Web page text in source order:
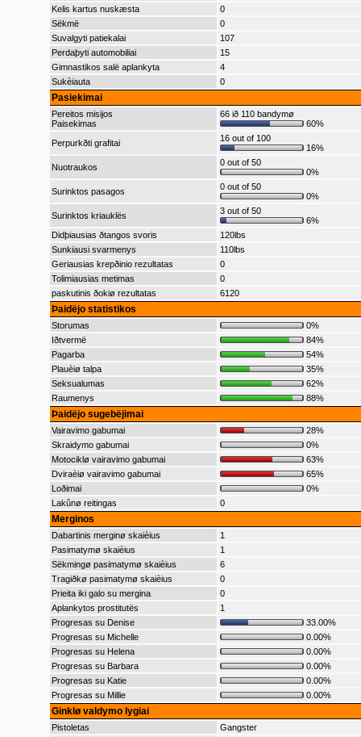
Kelis kartus nuskæsta
0
Sëkmë
0
Suvalgyti patiekalai
107
Perdaþyti automobiliai
15
Gimnastikos salë aplankyta
4
Sukèiauta
0
Pasiekimai
Pereitos misijos
Paisekimas
66 ið 110 bandymø
60%
Perpurkðti grafitai
16 out of 100
16%
Nuotraukos
0 out of 50
0%
Surinktos pasagos
0 out of 50
0%
Surinktos kriauklës
3 out of 50
6%
Didþiausias ðtangos svoris
120lbs
Sunkiausi svarmenys
110lbs
Geriausias krepðinio rezultatas
0
Tolimiausias metimas
0
paskutinis ðokiø rezultatas
6120
Þaidëjo statistikos
Storumas
0%
Iðtvermë
84%
Pagarba
54%
Plauèiø talpa
35%
Seksualumas
62%
Raumenys
88%
Þaidëjo sugebëjimai
Vairavimo gabumai
28%
Skraidymo gabumai
0%
Motociklø vairavimo gabumai
63%
Dviraèiø vairavimo gabumai
65%
Loðimai
0%
Lakûnø reitingas
0
Merginos
Dabartinis merginø skaièius
1
Pasimatymø skaièius
1
Sëkmingø pasimatymø skaièius
6
Tragiðkø pasimatymø skaièius
0
Prieita iki galo su mergina
0
Aplankytos prostitutës
1
Progresas su Denise
33.00%
Progresas su Michelle
0.00%
Progresas su Helena
0.00%
Progresas su Barbara
0.00%
Progresas su Katie
0.00%
Progresas su Millie
0.00%
Ginklø valdymo lygiai
Pistoletas
Gangster